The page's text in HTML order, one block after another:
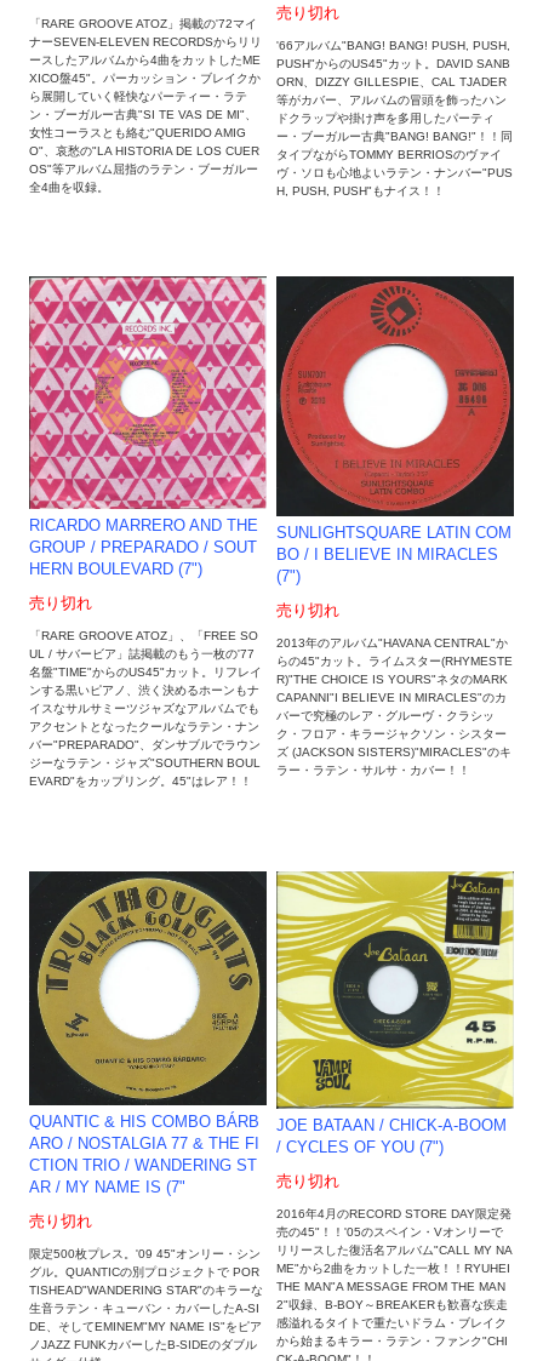
「RARE GROOVE ATOZ」掲載の'72マイ
ナーSEVEN-ELEVEN RECORDSからリリ
ースしたアルバムから4曲をカットしたME
XICO盤45"。パーカッション・ブレイクか
ら展開していく軽快なパーティー・ラテ
ン・ブーガルー古典"SI TE VAS DE MI"、
女性コーラスとも絡む"QUERIDO AMIG
O"、哀愁の"LA HISTORIA DE LOS CUER
OS"等アルバム屈指のラテン・ブーガルー
全4曲を収録。
売り切れ
'66アルバム"BANG! BANG! PUSH, PUSH,
PUSH"からのUS45"カット。DAVID SANB
ORN、DIZZY GILLESPIE、CAL TJADER
等がカバー、アルバムの冒頭を飾ったハン
ドクラップや掛け声を多用したパーティ
ー・ブーガルー古典"BANG! BANG!"！！同
タイプながらTOMMY BERRIOSのヴァイ
ヴ・ソロも心地よいラテン・ナンバー"PUS
H, PUSH, PUSH"もナイス！！
RICARDO MARRERO AND THE
GROUP / PREPARADO / SOUT
HERN BOULEVARD (7")
売り切れ
「RARE GROOVE ATOZ」、「FREE SO
UL / サバービア」誌掲載のもう一枚の'77
名盤"TIME"からのUS45"カット。リフレイ
ンする黒いピアノ、渋く決めるホーンもナ
イスなサルサミーツジャズなアルバムでも
アクセントとなったクールなラテン・ナン
バー"PREPARADO"、ダンサブルでラウン
ジーなラテン・ジャズ"SOUTHERN BOUL
EVARD"をカップリング。45"はレア！！
SUNLIGHTSQUARE LATIN COM
BO / I BELIEVE IN MIRACLES
(7")
売り切れ
2013年のアルバム"HAVANA CENTRAL"か
らの45"カット。ライムスター(RHYMESTE
R)"THE CHOICE IS YOURS"ネタのMARK
CAPANNI"I BELIEVE IN MIRACLES"のカ
バーで究極のレア・グルーヴ・クラシッ
ク・フロア・キラージャクソン・シスター
ズ (JACKSON SISTERS)"MIRACLES"のキ
ラー・ラテン・サルサ・カバー！！
QUANTIC & HIS COMBO BÁRB
ARO / NOSTALGIA 77 & THE FI
CTION TRIO / WANDERING ST
AR / MY NAME IS (7"
売り切れ
限定500枚プレス。'09 45"オンリー・シン
グル。QUANTICの別プロジェクトで POR
TISHEAD"WANDERING STAR"のキラーな
生音ラテン・キューバン・カバーしたA-SI
DE、そしてEMINEM"MY NAME IS"をピア
ノJAZZ FUNKカバーしたB-SIDEのダブル
JOE BATAAN ‎/ CHICK-A-BOOM
/ CYCLES OF YOU (7")
売り切れ
2016年4月のRECORD STORE DAY限定発
売の45"！！'05のスペイン・Vオンリーで
リリースした復活名アルバム"CALL MY NA
ME"から2曲をカットした一枚！！RYUHEI
THE MAN"A MESSAGE FROM THE MAN
2"収録、B-BOY～BREAKERも歓喜な疾走
感溢れるタイトで重たいドラム・ブレイク
から始まるキラー・ラテン・ファンク"CHI